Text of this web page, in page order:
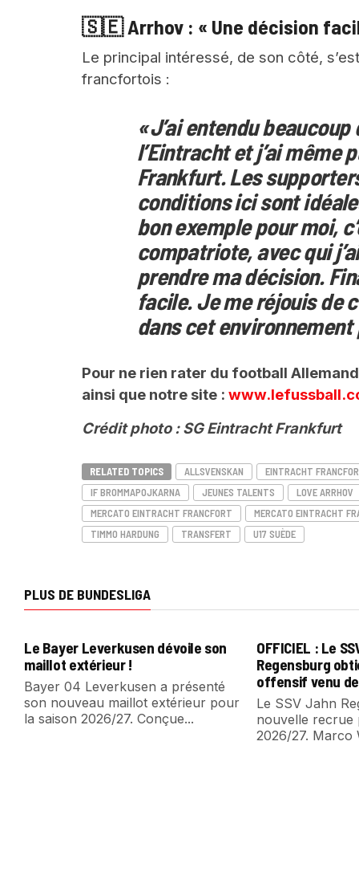
🇸🇪 Arrhov : « Une décision
Le principal intéressé, de son côté,
francfortois :
« J’ai entendu
l’Eintracht et j’ai même
Frankfurt. Les
conditions ici sont
bon exemple pour moi,
compatriote, avec qui
prendre ma décision.
facile. Je me réjouis de
dans cet environnement
Pour ne rien rater du football
ainsi que notre site :
Crédit photo : SG Eintracht Frankfurt
RELATED TOPICS ALLSVENSKAN
EINTRACHT
IF BROMMAPOJKARNA
JEUNES TALENTS
LOVE ARRHOV
MERCATO EINTRACHT FRANCFORT
MERCATO EINTRACHT
TIMMO HARDUNG
TRANSFERT U17 SUÈDE
PLUS DE BUNDESLIGA
Le Bayer Leverkusen dévoile son
maillot extérieur !
Bayer 04 Leverkusen a présenté
son nouveau maillot extérieur pour
la saison 2026/27. Conçue...
OFFICIEL : Le
Regensburg
offensif venu
Le SSV Jahn
nouvelle recrue
2026/27. Marco